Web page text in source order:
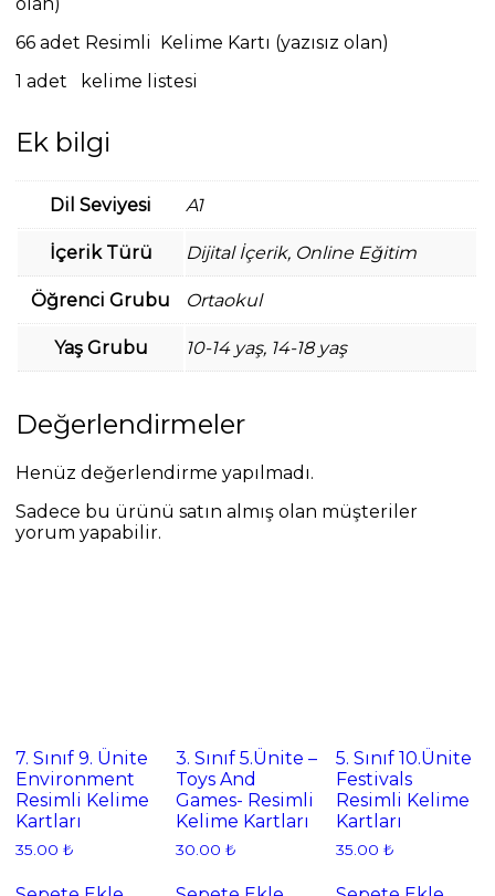
66 adet Resimli Kelime Kartı (yazısız olan)
1 adet kelime listesi
Ek bilgi
Dil Seviyesi A1
İçerik Türü Dijital İçerik, Online Eğitim
Öğrenci Grubu Ortaokul
Yaş Grubu 10-14 yaş, 14-18 yaş
Değerlendirmeler
Henüz değerlendirme yapılmadı.
Sadece bu ürünü satın almış olan müşteriler
yorum yapabilir.
7. Sınıf 9. Ünite
Environment
Resimli Kelime
Kartları
35.00₺
3. Sınıf 5.Ünite –
Toys And
Games- Resimli
Kelime Kartları
30.00₺
5. Sınıf 10.Ünite
Festivals
Resimli Kelime
Kartları
35.00₺